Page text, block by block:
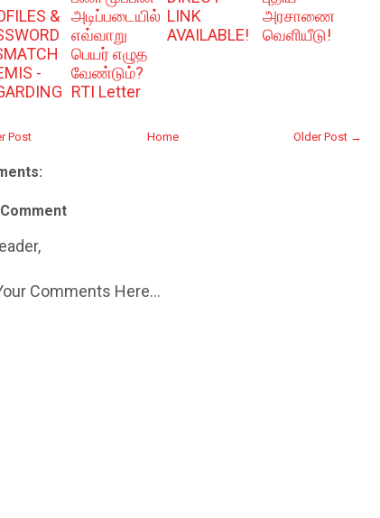
&
-
அடிப்படையில்
எவ்வாறு
பெயர் எழுத
வேண்டும்?
RTI Letter
LINK
AVAILABLE!
அரசாணை
வெளியீடு!
Post Older Post →
Home
Comments Here...